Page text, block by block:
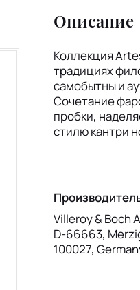
Описание
Коллекция
традициях
самобытны и
Сочетание
пробки,
стилю кантри
Villeroy & Boch
D-66663,
100027,